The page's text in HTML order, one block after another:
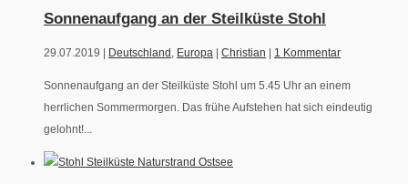
Sonnenaufgang an der Steilküste Stohl
29.07.2019 | Deutschland Europa | Christian | 1 Kommentar
Sonnenaufgang an der Steilküste Stohl um 5.45 Uhr an einem
herrlichen Sommermorgen. Das frühe Aufstehen hat sich eindeutig
gelohnt!...